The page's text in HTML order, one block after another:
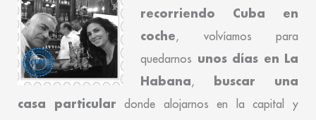
recorriendo Cuba en
coche, volvíamos para
quedarnos unos días en La
Habana, buscar una
casa particular donde alojarnos en la capital y